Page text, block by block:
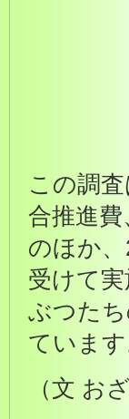
この調
合推進
のほか
受けて
ぶつた
ています
（文 お